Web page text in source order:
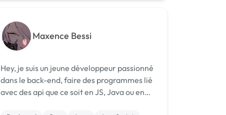
Maxence Bessi
Hey, je suis un jeune développeur passionné
dans le back-end, faire des programmes lié
avec des api que ce soit en JS, Java ou en